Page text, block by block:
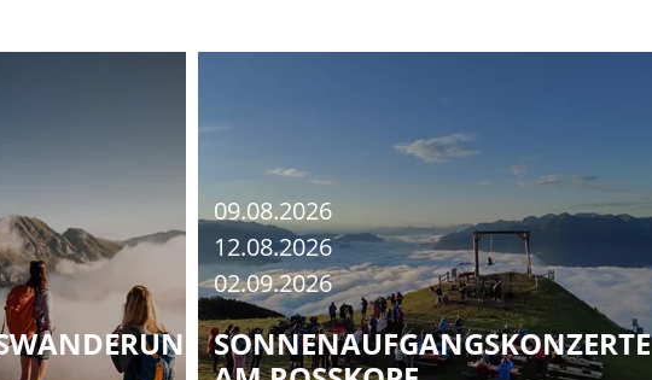
09.08.2026
12.08.2026
02.09.2026
SONNENAUFGANGSKONZERTE